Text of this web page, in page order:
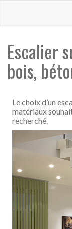
Escalier
bois,
Le choix d’un
matériaux
recherché.